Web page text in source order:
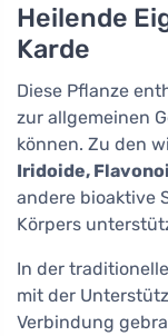
Heilende
Karde
Diese Pflanze
zur allgemeinen
können. Zu den
Iridoide,
andere bioaktive
Körpers
In der
mit der
Verbindung